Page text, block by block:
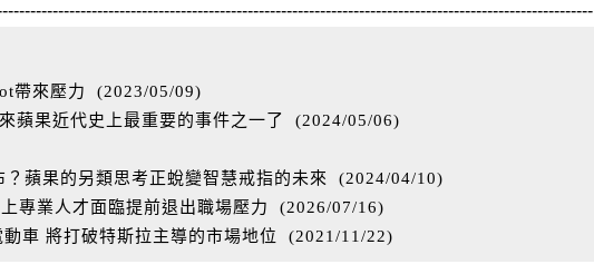
帶來壓力 (2023/05/09)
蘋果近代史上最重要的事件之一了
(2024/05/06)
蘋果的另類思考正蛻變智慧戒指的未來
(2024/04/10)
專業人才面臨提前退出職場壓力
(2026/07/16)
車 將打破特斯拉主導的市場地位
(2021/11/22)